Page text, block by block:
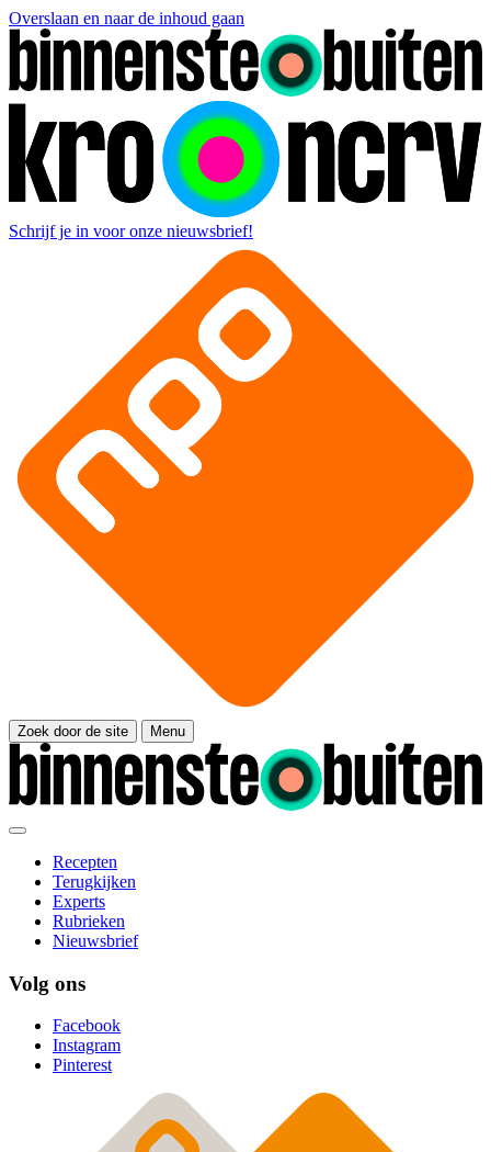
Overslaan en naar de inhoud gaan
Schrijf je in voor onze nieuwsbrief!
Zoek door de site Menu
Recepten
Terugkijken
Experts
Rubrieken
Nieuwsbrief
Volg ons
Facebook
Instagram
Pinterest